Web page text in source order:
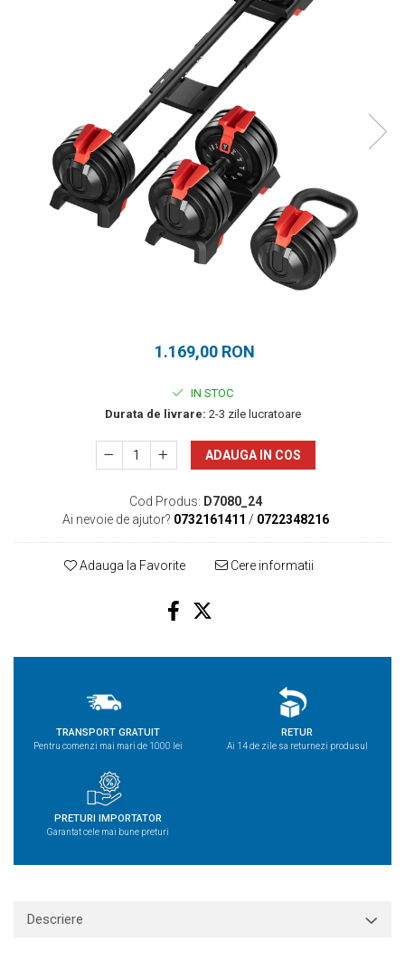
Tricouri, pantaloni, bluze
Costume profesionale inot
1.169,00 RON
IN STOC
Durata de livrare: 2-3 zile lucratoare
ADAUGA IN COS
Cod Produs: D7080_24
Ai nevoie de ajutor? 0732161411 / 0722348216
Adauga la Favorite Cere informatii
TRANSPORT GRATUIT
Pentru comenzi mai mari de 1000 lei
RETUR
Ai 14 de zile sa returnezi produsul
PRETURI IMPORTATOR
Garantat cele mai bune preturi
Descriere